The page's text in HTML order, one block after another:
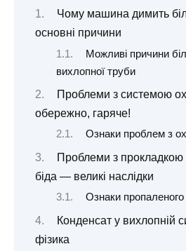
Чому машина димить
основні причини
Можливі причини
вихлопної труби
Проблеми з системою
обережно, гаряче!
Ознаки проблем з
Проблеми з
біда — великі наслідки
Ознаки
Конденсат у вихлопній
фізика